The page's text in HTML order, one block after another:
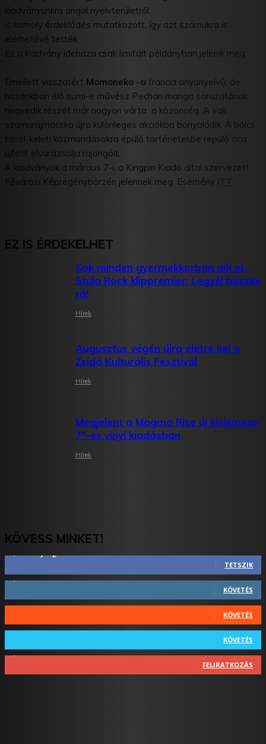
kiadványunkra angol nyelvterületről
is komoly érdeklődés mutatkozott, így azt számukra is
elérhetővé tették.
Ez a kiadvány idehaza csak limitált példányban jelenik meg.
Emellett visszatért Momoneko -a francia anyanyelvű, de
hazánkban élő sumi-e művész Pechan manga sorozatának
negyedik részét már nagyon várta a közönség. A vak
szamurájmacska újra különleges akciókba bonyolódik. A bölcs,
távol-keleti közmondásokra épülő történetekbe repülő cica
újfent elvarázsolja rajongóit.
A kiadványok a március 7-i, a Kingpin Kiadó által szervezett
Fővárosi Képregénybörzén jelennek meg. Esemény ITT.
EZ IS ÉRDEKELHET
Sok minden gyermekkorban dől el…
Stula Rock klippremier: Legyél büszke
rá!
Hírek
Augusztus végén újra életre kel a
Zsidó Kulturális Fesztivál
Hírek
Megjelent a Magma Rise új kislemeze
7″-es vinyl kiadásban
Hírek
KÖVESS MINKET!
TETSZIK
1,731 Követő
KÖVETÉS
44 Követő
KÖVETÉS
64 Követő
KÖVETÉS
1,348 Feliratkozó
FELIRATKOZÁS